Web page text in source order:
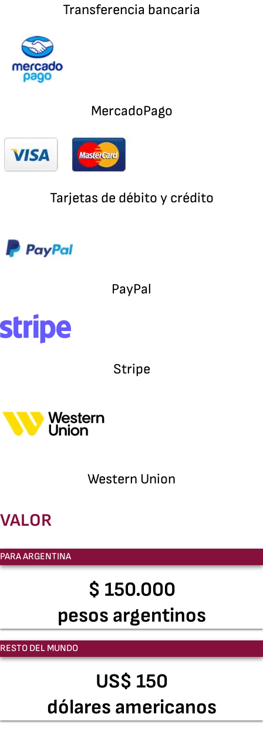
Transferencia bancaria
MercadoPago
Tarjetas de débito y crédito
PayPal
Stripe
Western Union
VALOR
PARA ARGENTINA
$ 150.000
pesos argentinos
RESTO DEL MUNDO
US$ 150
dólares americanos